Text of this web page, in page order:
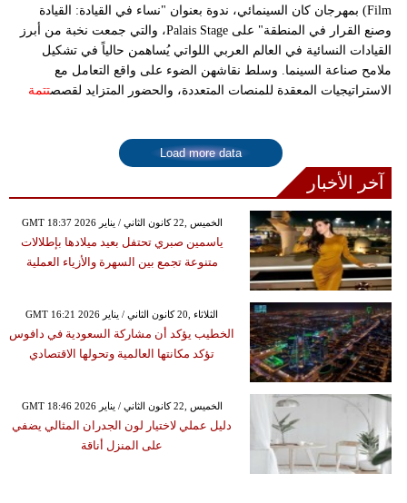
Film) بمهرجان كان السينمائي، ندوة بعنوان "نساء في القيادة: القيادة
وصنع القرار في المنطقة" على Palais Stage، والتي جمعت نخبة من أبرز
القيادات النسائية في العالم العربي اللواتي يُساهمن حالياً في تشكيل
ملامح صناعة السينما. وسلط نقاشهن الضوء على واقع التعامل مع
الاستراتيجيات المعقدة للمنصات المتعددة، والحضور المتزايد لقصصتتمة
Load more data
آخر الأخبار
GMT 18:37 2026 الخميس ,22 كانون الثاني / يناير
ياسمين صبري تحتفل بعيد ميلادها بإطلالات
متنوعة تجمع بين السهرة والأزياء العملية
GMT 16:21 2026 الثلاثاء ,20 كانون الثاني / يناير
الخطيب يؤكد أن مشاركة السعودية في دافوس
تؤكد مكانتها العالمية وتحولها الاقتصادي
GMT 18:46 2026 الخميس ,22 كانون الثاني / يناير
دليل عملي لاختيار لون الجدران المثالي يضفي
على المنزل أناقة